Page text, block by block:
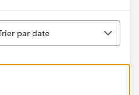
par date